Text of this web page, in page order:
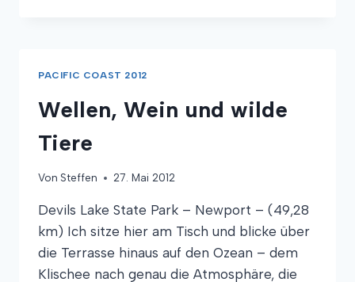
PACIFIC COAST 2012
Wellen, Wein und wilde
Tiere
Von Steffen 27. Mai 2012
Devils Lake State Park – Newport – (49,28
km) Ich sitze hier am Tisch und blicke über
die Terrasse hinaus auf den Ozean – dem
Klischee nach genau die Atmosphäre, die